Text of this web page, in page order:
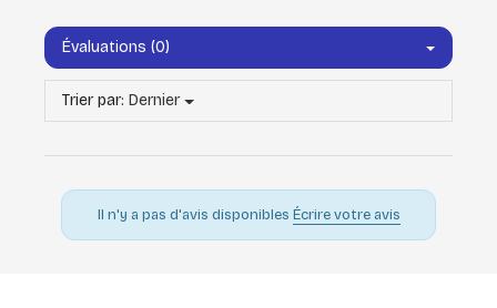
Évaluations (0)
Trier par: Dernier
Il n'y a pas d'avis disponibles Écrire votre avis